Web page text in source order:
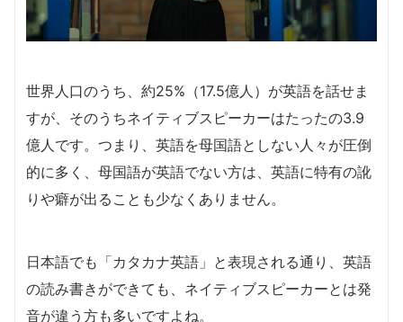
世界人口のうち、約25%（17.5億人）が英語を話せま
すが、そのうちネイティブスピーカーはたったの3.9
億人です。つまり、英語を母国語としない人々が圧倒
的に多く、母国語が英語でない方は、英語に特有の訛
りや癖が出ることも少なくありません。
日本語でも「カタカナ英語」と表現される通り、英語
の読み書きができても、ネイティブスピーカーとは発
音が違う方も多いですよね。